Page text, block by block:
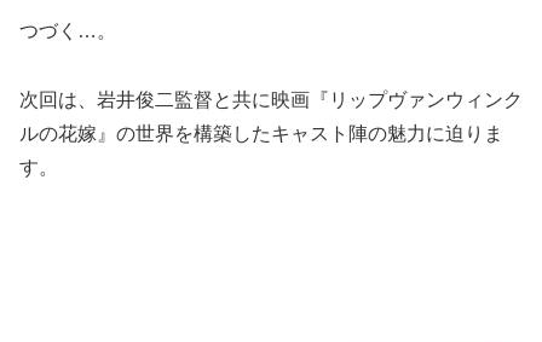
つづく…。
次回は、岩井俊二監督と共に映画『リップヴァンウィンク
ルの花嫁』の世界を構築したキャスト陣の魅力に迫りま
す。